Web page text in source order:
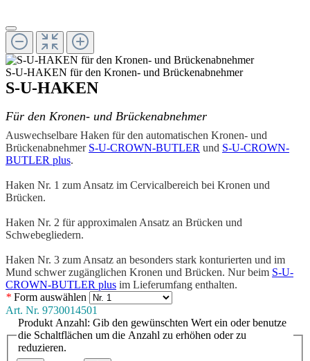
S-U-HAKEN für den Kronen- und Brückenabnehmer
S-U-HAKEN
Für den Kronen- und Brückenabnehmer
Auswechselbare Haken für den automatischen Kronen- und
Brückenabnehmer S-U-CROWN-BUTLER und S-U-CROWN-
BUTLER plus.
Haken Nr. 1 zum Ansatz im Cervicalbereich bei Kronen und
Brücken.
Haken Nr. 2 für approximalen Ansatz an Brücken und
Schwebegliedern.
Haken Nr. 3 zum Ansatz an besonders stark konturierten und im
Mund schwer zugänglichen Kronen und Brücken. Nur beim S-U-
CROWN-BUTLER plus im Lieferumfang enthalten.
* Form auswählen
Art. Nr. 9730014501
Produkt Anzahl: Gib den gewünschten Wert ein oder benutze
die Schaltflächen um die Anzahl zu erhöhen oder zu
reduzieren.